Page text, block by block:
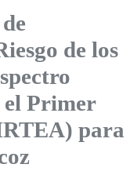
de los
Primer
para